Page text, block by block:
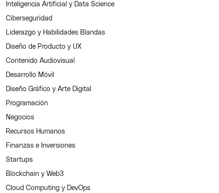
Inteligencia Artificial y Data Science
Ciberseguridad
Liderazgo y Habilidades Blandas
Diseño de Producto y UX
Contenido Audiovisual
Desarrollo Móvil
Diseño Gráfico y Arte Digital
Programación
Negocios
Recursos Humanos
Finanzas e Inversiones
Startups
Blockchain y Web3
Cloud Computing y DevOps